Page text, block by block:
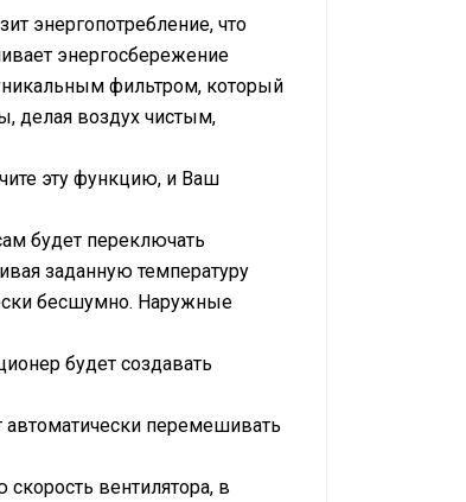
энергопотребление, что
энергосбережение
фильтром, который
делая воздух чистым,
эту функцию, и Ваш
будет переключать
заданную температуру
бесшумно. Наружные
будет создавать
перемешивать
вентилятора, в